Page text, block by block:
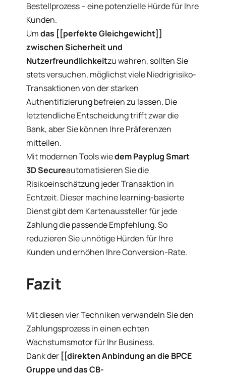
Bestellprozess – eine potenzielle Hürde für Ihre
Kunden.
Umdas [[perfekte Gleichgewicht]]
zwischen Sicherheit und
Nutzerfreundlichkeitzu wahren, sollten Sie
stets versuchen, möglichst viele Niedrigrisiko-
Transaktionen von der starken
Authentifizierung befreien zu lassen. Die
letztendliche Entscheidung trifft zwar die
Bank, aber Sie können Ihre Präferenzen
mitteilen.
Mit modernen Tools wiedem Payplug Smart
3D Secureautomatisieren Sie die
Risikoeinschätzung jeder Transaktion in
Echtzeit. Dieser machine learning-basierte
Dienst gibt dem Kartenaussteller für jede
Zahlung die passende Empfehlung. So
reduzieren Sie unnötige Hürden für Ihre
Kunden und erhöhen Ihre Conversion-Rate.
Fazit
Mit diesen vier Techniken verwandeln Sie den
Zahlungsprozess in einen echten
Wachstumsmotor für Ihr Business.
Dank der [[direkten Anbindung an die BPCE
Gruppe und das CB-